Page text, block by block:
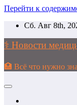
Перейти к
Сб. Авг 8th,
⚕️ Новости
🏥 Всё что нужно